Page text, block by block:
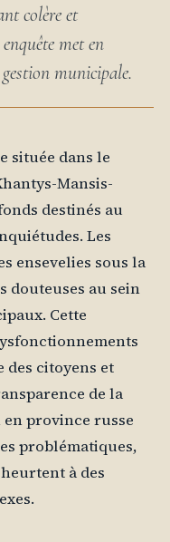
colère et
met en
municipale.
située dans le
Mansis-
destinés au
Les
ensevelies sous la
douteuses au sein
Cette
citoyens et
de la
province russe
problématiques,
à des